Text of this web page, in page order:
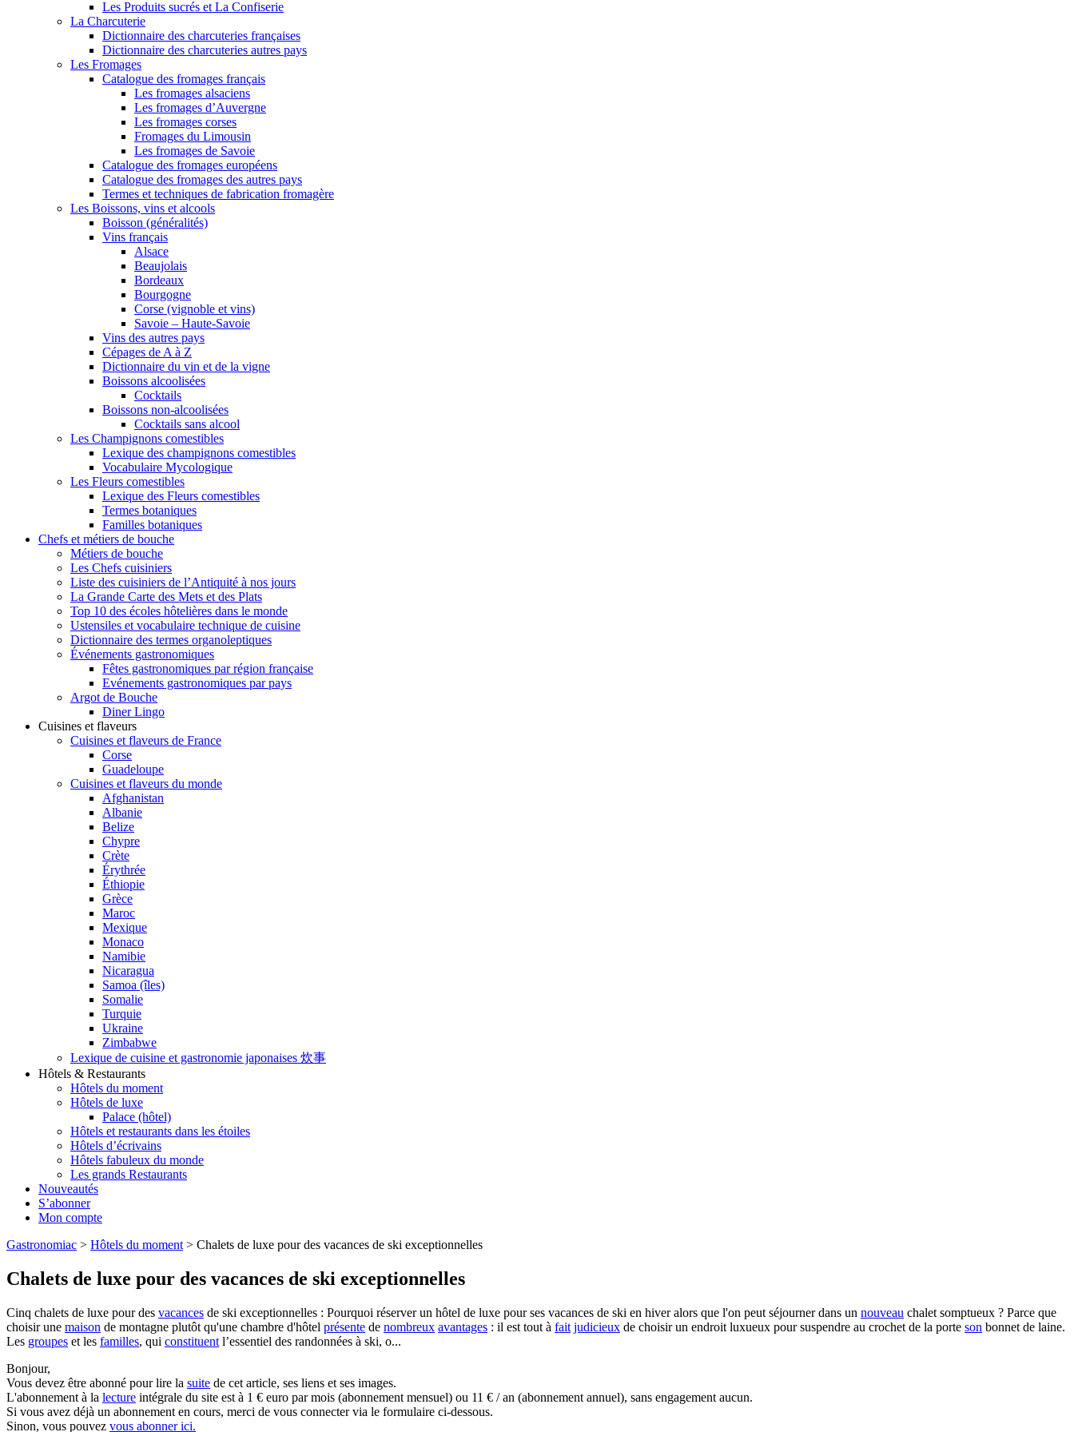
Les Produits sucrés et La Confiserie
La Charcuterie
Dictionnaire des charcuteries françaises
Dictionnaire des charcuteries autres pays
Les Fromages
Catalogue des fromages français
Les fromages alsaciens
Les fromages d’Auvergne
Les fromages corses
Fromages du Limousin
Les fromages de Savoie
Catalogue des fromages européens
Catalogue des fromages des autres pays
Termes et techniques de fabrication fromagère
Les Boissons, vins et alcools
Boisson (généralités)
Vins français
Alsace
Beaujolais
Bordeaux
Bourgogne
Corse (vignoble et vins)
Savoie – Haute-Savoie
Vins des autres pays
Cépages de A à Z
Dictionnaire du vin et de la vigne
Boissons alcoolisées
Cocktails
Boissons non-alcoolisées
Cocktails sans alcool
Les Champignons comestibles
Lexique des champignons comestibles
Vocabulaire Mycologique
Les Fleurs comestibles
Lexique des Fleurs comestibles
Termes botaniques
Familles botaniques
Chefs et métiers de bouche
Métiers de bouche
Les Chefs cuisiniers
Liste des cuisiniers de l’Antiquité à nos jours
La Grande Carte des Mets et des Plats
Top 10 des écoles hôtelières dans le monde
Ustensiles et vocabulaire technique de cuisine
Dictionnaire des termes organoleptiques
Événements gastronomiques
Fêtes gastronomiques par région française
Evénements gastronomiques par pays
Argot de Bouche
Diner Lingo
Cuisines et flaveurs
Cuisines et flaveurs de France
Corse
Guadeloupe
Cuisines et flaveurs du monde
Afghanistan
Albanie
Belize
Chypre
Crète
Érythrée
Éthiopie
Grèce
Maroc
Mexique
Monaco
Namibie
Nicaragua
Samoa (îles)
Somalie
Turquie
Ukraine
Zimbabwe
Lexique de cuisine et gastronomie japonaises 炊事
Hôtels & Restaurants
Hôtels du moment
Hôtels de luxe
Palace (hôtel)
Hôtels et restaurants dans les étoiles
Hôtels d’écrivains
Hôtels fabuleux du monde
Les grands Restaurants
Nouveautés
S’abonner
Mon compte
Gastronomiac > Hôtels du moment > Chalets de luxe pour des vacances de ski exceptionnelles
Chalets de luxe pour des vacances de ski exceptionnelles
Cinq chalets de luxe pour des vacances de ski exceptionnelles : Pourquoi réserver un hôtel de luxe pour ses vacances de ski en hiver alors que l'on peut séjourner dans un nouveau chalet somptueux ? Parce que
choisir une maison de montagne plutôt qu'une chambre d'hôtel présente de nombreux avantages : il est tout à fait judicieux de choisir un endroit luxueux pour suspendre au crochet de la porte son bonnet de laine.
Les groupes et les familles, qui constituent l’essentiel des randonnées à ski, o...
Bonjour,
Vous devez être abonné pour lire la suite de cet article, ses liens et ses images.
L'abonnement à la lecture intégrale du site est à 1 € euro par mois (abonnement mensuel) ou 11 € / an (abonnement annuel), sans engagement aucun.
Si vous avez déjà un abonnement en cours, merci de vous connecter via le formulaire ci-dessous.
Sinon, vous pouvez vous abonner ici.